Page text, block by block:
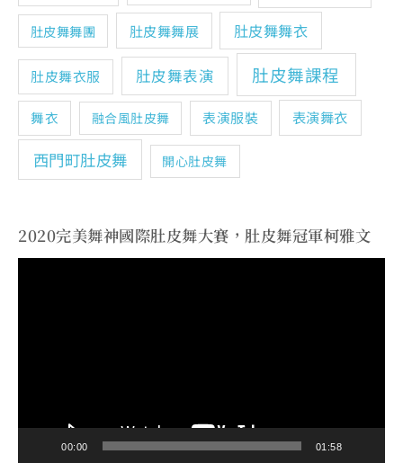
肚皮舞舞團 肚皮舞舞展 肚皮舞舞衣
肚皮舞衣服 肚皮舞表演 肚皮舞課程
舞衣 融合風肚皮舞 表演服裝 表演舞衣
西門町肚皮舞 開心肚皮舞
2020完美舞神國際肚皮舞大賽，肚皮舞冠軍柯雅文
00:00 01:58